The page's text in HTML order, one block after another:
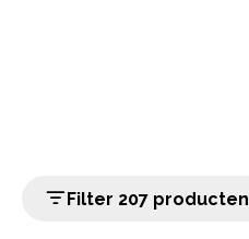
Filter 207 producten